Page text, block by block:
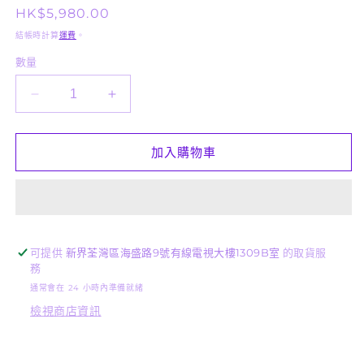
案
1定
價
HK$5,980.00
結帳時計算運費 。
數量
晶
超
美
斑
彩
晶
超
斑
加入購物車
可提供 新界荃灣區海盛路9號有線電視大樓1309B室 的取貨服
務
通常會在 24 小時內準備就緒
檢視商店資訊